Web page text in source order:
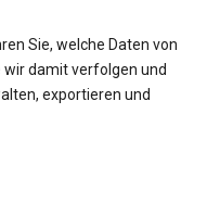
Sie, welche Daten von
damit verfolgen und
exportieren und